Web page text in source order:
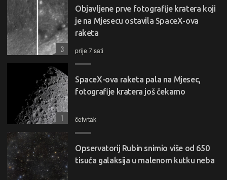
Objavljene prve fotografije kratera koji
je na Mjesecu ostavila SpaceX-ova
raketa
prije 7 sati
3
SpaceX-ova raketa pala na Mjesec,
fotografije kratera još čekamo
četvrtak
1
Opservatorij Rubin snimio više od 650
tisuća galaksija u malenom kutku neba